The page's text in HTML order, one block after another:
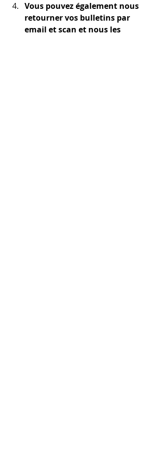
Vous pouvez également nous
retourner vos bulletins par
email et scan et nous les